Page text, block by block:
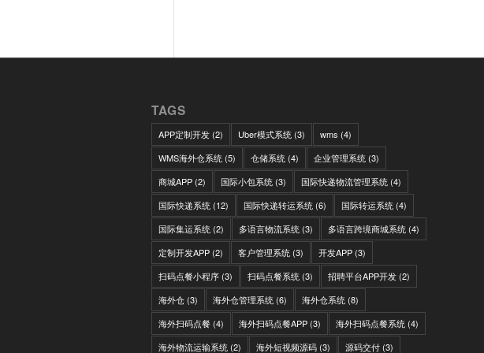
TAGS
APP定制开发(2) Uber模式系统 (3) wms (4)
WMS海外仓系统 (5) 仓储系统 (4) 企业管理系统 (3)
商城APP(2) 国际小包系统 (3) 国际快递物流管理系统 (4)
国际快递系统 (12) 国际快递转运系统 (6) 国际转运系统 (4)
国际集运系统 (2) 多语言物流系统 (3) 多语言跨境商城系统 (4)
定制开发APP(2) 客户管理系统 (3) 开发APP(3)
扫码点餐小程序(3) 扫码点餐系统 (3) 招聘平台APP开发(2)
海外仓(3) 海外仓管理系统 (6) 海外仓系统 (8)
海外扫码点餐(4) 海外扫码点餐APP(3) 海外扫码点餐系统 (4)
海外物流运输系统 (2) 海外短视频源码(3) 源码交付(3)